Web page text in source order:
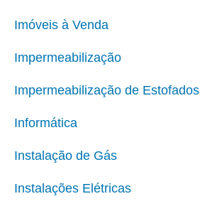
Imóveis à Venda
Impermeabilização
Impermeabilização de Estofados
Informática
Instalação de Gás
Instalações Elétricas